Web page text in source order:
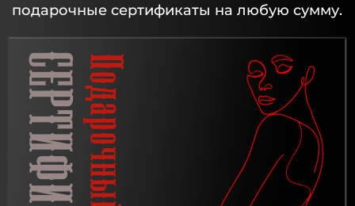
подарочные сертификаты на любую сумму.